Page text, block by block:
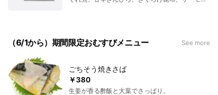
（6/1から）期間限定おむすびメニュー See more
￥380
ごちそう焼きさば
生姜が香る酢飯と大葉でさっぱり。